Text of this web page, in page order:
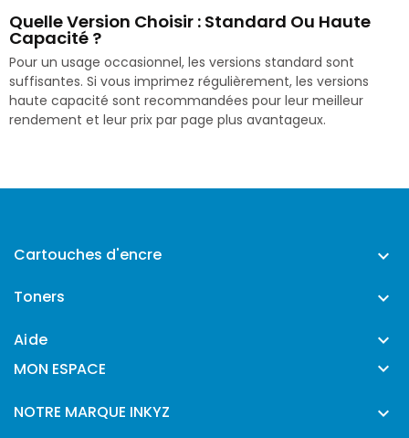
Quelle Version Choisir : Standard Ou Haute
Capacité ?
Pour un usage occasionnel, les versions standard sont
suffisantes. Si vous imprimez régulièrement, les versions
haute capacité sont recommandées pour leur meilleur
rendement et leur prix par page plus avantageux.
Cartouches d'encre 
Toners 
Aide 
MON ESPACE 
NOTRE MARQUE INKYZ 